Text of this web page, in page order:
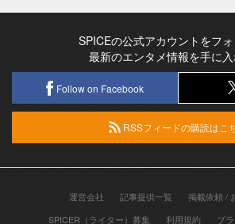
SPICEの公式アカウントをフ
最新のエンタメ情報を手に入
Follow on Facebook
RSSフィードの購読はこ
運営会社 記事提供一覧
掲載依頼 /
SPICER（ライター）募集
利用規約 プ